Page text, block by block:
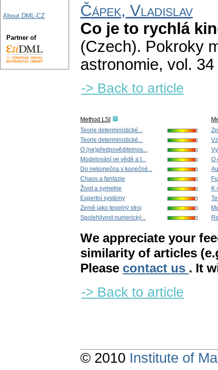
Čápek, Vladislav
Co je to rychlá
(Czech). Pokroky
astronomie, vol.
-> Back to article
Method LSI
Teorie deterministické...
Teorie deterministické...
O (ne)předpověditelnos...
Modelování ve vědě a t...
Do nekonečna v konečné...
Chaos a fantazie
Život a symetrie
Expertní systémy
Země jako tepelný stroj
Spolehlivost numerický...
O
K
We appreciate your
similarity of articles
Please contact us . It
-> Back to article
About DML-CZ
Partner of
© 2010 Institute of